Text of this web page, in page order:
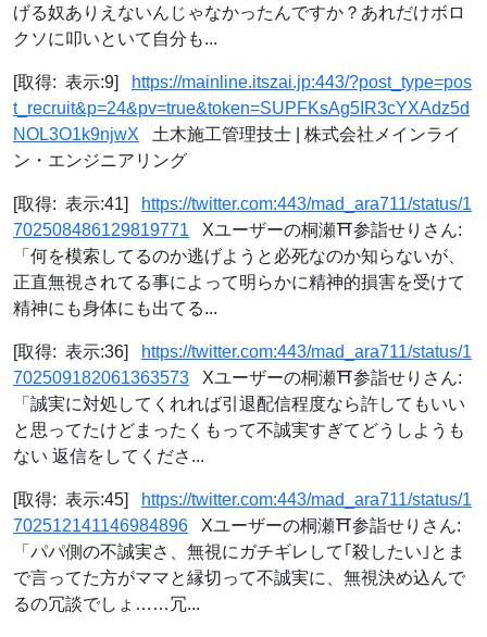
げる奴ありえないんじゃなかったんですか？あれだけボロ
クソに叩いといて自分も...
[取得: 表示:9]
https://mainline.itszai.jp:443/?post_type=pos
t_recruit&p=24&pv=true&token=SUPFKsAg5IR3cYXAdz5d
NOL3O1k9njwX 土木施工管理技士 | 株式会社メインライ
ン・エンジニアリング
[取得: 表示:41]
https://twitter.com:443/mad_ara711/status/1
702508486129819771 Xユーザーの桐瀬⛩参詣せりさん:
「何を模索してるのか逃げようと必死なのか知らないが、
正直無視されてる事によって明らかに精神的損害を受けて
精神にも身体にも出てる...
[取得: 表示:36]
https://twitter.com:443/mad_ara711/status/1
702509182061363573 Xユーザーの桐瀬⛩参詣せりさん:
「誠実に対処してくれれば引退配信程度なら許してもいい
と思ってたけどまったくもって不誠実すぎてどうしようも
ない 返信をしてくださ...
[取得: 表示:45]
https://twitter.com:443/mad_ara711/status/1
702512141146984896 Xユーザーの桐瀬⛩参詣せりさん:
「パパ側の不誠実さ、無視にガチギレして｢殺したい｣とま
で言ってた方がママと縁切って不誠実に、無視決め込んで
るの冗談でしょ……冗...